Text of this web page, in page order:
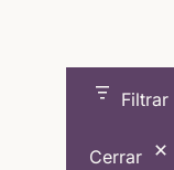
Cerrar